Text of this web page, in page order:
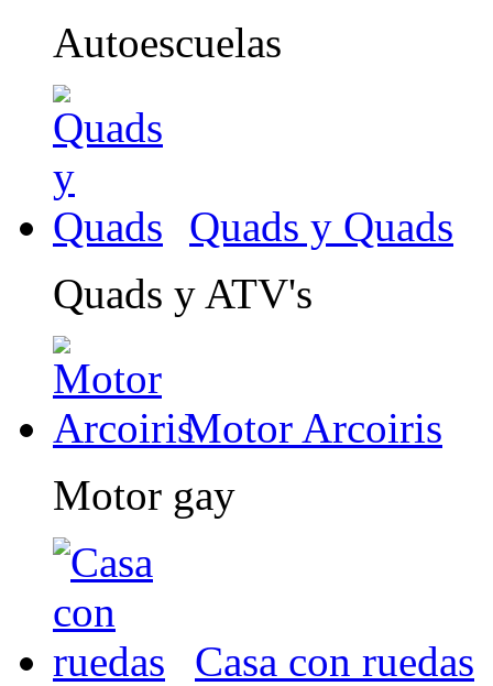
Autoescuelas
Quads y Quads
Quads y ATV's
Motor Arcoiris
Motor gay
Casa con ruedas